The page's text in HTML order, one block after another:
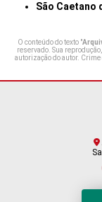
São Caetano
O conteúdo do texto "
reservado. Sua
autorização do autor.